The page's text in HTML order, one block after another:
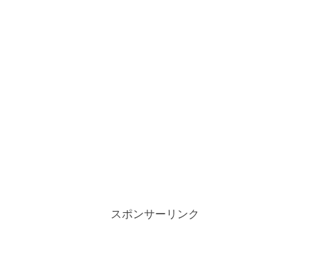
スポンサーリンク